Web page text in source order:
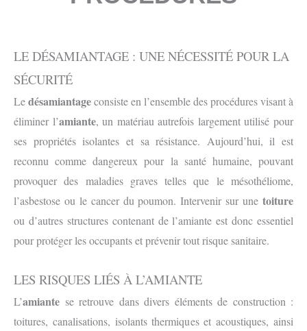
LE DÉSAMIANTAGE : UNE NÉCESSITÉ POUR LA
SÉCURITÉ
Ledésamiantageconsiste en l’ensemble des procédures visant à
éliminer l’amiante, un matériau autrefois largement utilisé pour
ses propriétés isolantes et sa résistance. Aujourd’hui, il est
reconnu comme dangereux pour la santé humaine, pouvant
provoquer des maladies graves telles que le mésothéliome,
l’asbestose ou le cancer du poumon. Intervenir sur une toiture
ou d’autres structures contenant de l’amiante est donc essentiel
pour protéger les occupants et prévenir tout risque sanitaire.
LES RISQUES LIÉS À L’AMIANTE
L’amiante se retrouve dans divers éléments de construction :
toitures, canalisations, isolants thermiques et acoustiques, ainsi